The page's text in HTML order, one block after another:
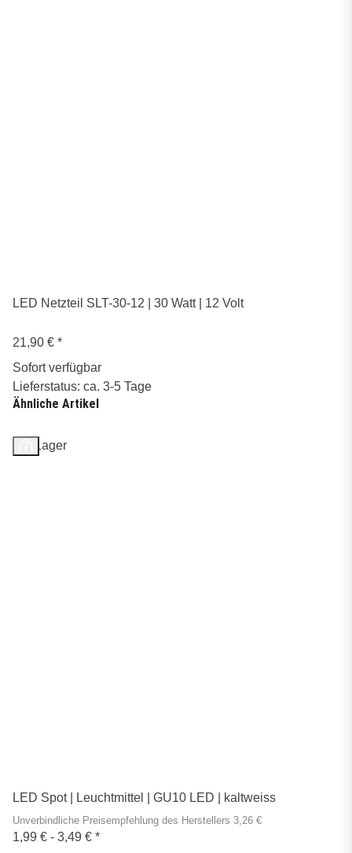
LED Netzteil SLT-30-12 | 30 Watt | 12 Volt
21,90 € *
Sofort verfügbar
Lieferstatus: ca. 3-5 Tage
Ähnliche Artikel
Auf Lager
LED Spot | Leuchtmittel | GU10 LED | kaltweiss
Unverbindliche Preisempfehlung des Herstellers 3,26 €
1,99 € - 3,49 € *